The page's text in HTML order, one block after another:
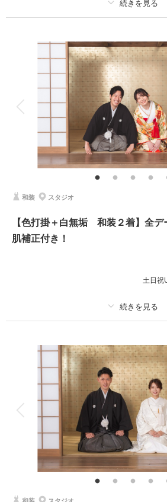
撮影料 新婦衣装2着
ヘアメイク
データ 150 カット
会食
家族と撮影 家族用衣装レンタル
その他含むもの
美肌&スタイルアップレタッチ付き
たっぷり150カット撮影、ウエディングドレス
せっかくの機会なので、ウエディングドレスも
しませんか？
1日で２着の撮影が叶う、神戸店スタジオ贅沢
ドレスの雰囲気に合わせてスタジオをチョイスし
撮影場所：スタジオ
相談予約する
来店・オンライン
和装 スタジオ
【色打掛＋白無垢 和装２着】全
肌補正付き！
土日祝
撮影料 新婦衣装2着
着付け ヘアメイク
アルバム データ 150 カット
衣装追加 会食
家族と撮影 家族用衣装レンタル
その他含むもの
美肌レタッチ付き！
和装色打掛と白無垢を両方着て、たっぷり150カ
和装のお色直しって意外と簡単ってご存知ですか